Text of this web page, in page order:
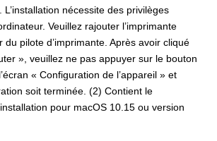
L’installation nécessite des privilèges
Veuillez rajouter l’imprimante
du pilote d’imprimante. Après avoir cliqué
», veuillez ne pas appuyer sur le bouton
« Configuration de l’appareil » et
soit terminée. (2) Contient le
pour macOS 10.15 ou version